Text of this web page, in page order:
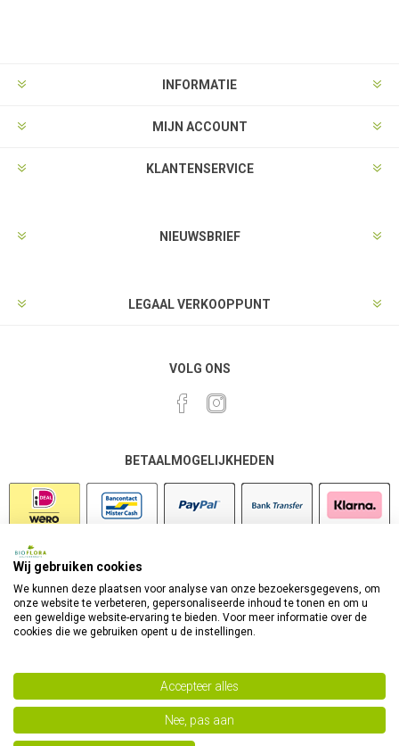
INFORMATIE
MIJN ACCOUNT
KLANTENSERVICE
NIEUWSBRIEF
LEGAAL VERKOOPPUNT
VOLG ONS
BETAALMOGELIJKHEDEN
Powered bynopCommerce
Wij gebruiken cookies
We kunnen deze plaatsen voor analyse van onze bezoekersgegevens, om
onze website te verbeteren, gepersonaliseerde inhoud te tonen en om u
een geweldige website-ervaring te bieden. Voor meer informatie over de
cookies die we gebruiken opent u de instellingen.
Accepteer alles
Nee, pas aan